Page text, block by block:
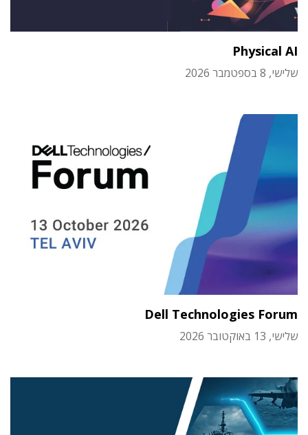
Physical AI
שלישי, 8 בספטמבר 2026
Dell Technologies Forum
שלישי, 13 באוקטובר 2026